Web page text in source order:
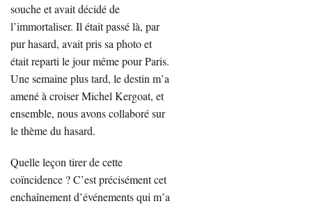
souche et avait décidé de
l’immortaliser. Il était passé là, par
pur hasard, avait pris sa photo et
était reparti le jour même pour Paris.
Une semaine plus tard, le destin m’a
amené à croiser Michel Kergoat, et
ensemble, nous avons collaboré sur
le thème du hasard.
Quelle leçon tirer de cette
coïncidence ? C’est précisément cet
enchaînement d’événements qui m’a